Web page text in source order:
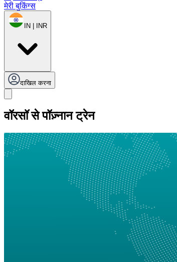
मेरी बुकिंग्स
IN | INR
दाखिल करना
वॉरसॉ से पॉज़्नान ट्रेन